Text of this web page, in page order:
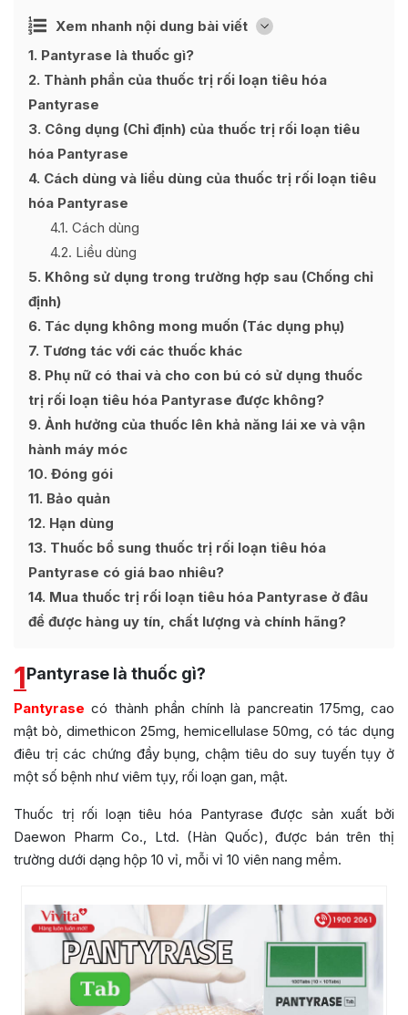
Xem nhanh nội dung bài viết [
Ẩn
1 Pantyrase là thuốc gì?
2 Thành phần của thuốc trị rối loạn tiêu hóa
Pantyrase
3 Công dụng (Chỉ định) của thuốc trị rối loạn tiêu
hóa Pantyrase
4 Cách dùng và liều dùng của thuốc trị rối loạn tiêu
hóa Pantyrase
4.1 Cách dùng
4.2 Liều dùng
5 Không sử dụng trong trường hợp sau (Chống chỉ
định)
6 Tác dụng không mong muốn (Tác dụng phụ)
7 Tương tác với các thuốc khác
8 Phụ nữ có thai và cho con bú có sử dụng thuốc
trị rối loạn tiêu hóa Pantyrase được không?
9 Ảnh hưởng của thuốc lên khả năng lái xe và vận
hành máy móc
10 Đóng gói
11 Bảo quản
12 Hạn dùng
13 Thuốc bổ sung thuốc trị rối loạn tiêu hóa
Pantyrase có giá bao nhiêu?
14 Mua thuốc trị rối loạn tiêu hóa Pantyrase ở đâu
để được hàng uy tín, chất lượng và chính hãng?
1Pantyrase là thuốc gì?
Pantyrase có thành phần chính là pancreatin 175mg, cao
mật bò, dimethicon 25mg, hemicellulase 50mg, có tác dụng
điêu trị các chứng đầy bụng, chậm tiêu do suy tuyến tụy ở
một số bệnh như viêm tụy, rối loạn gan, mật.
Thuốc trị rối loạn tiêu hóa Pantyrase được sản xuất bởi
Daewon Pharm Co., Ltd. (Hàn Quốc), được bán trên thị
trường dưới dạng hộp 10 vỉ, mỗi vỉ 10 viên nang mềm.